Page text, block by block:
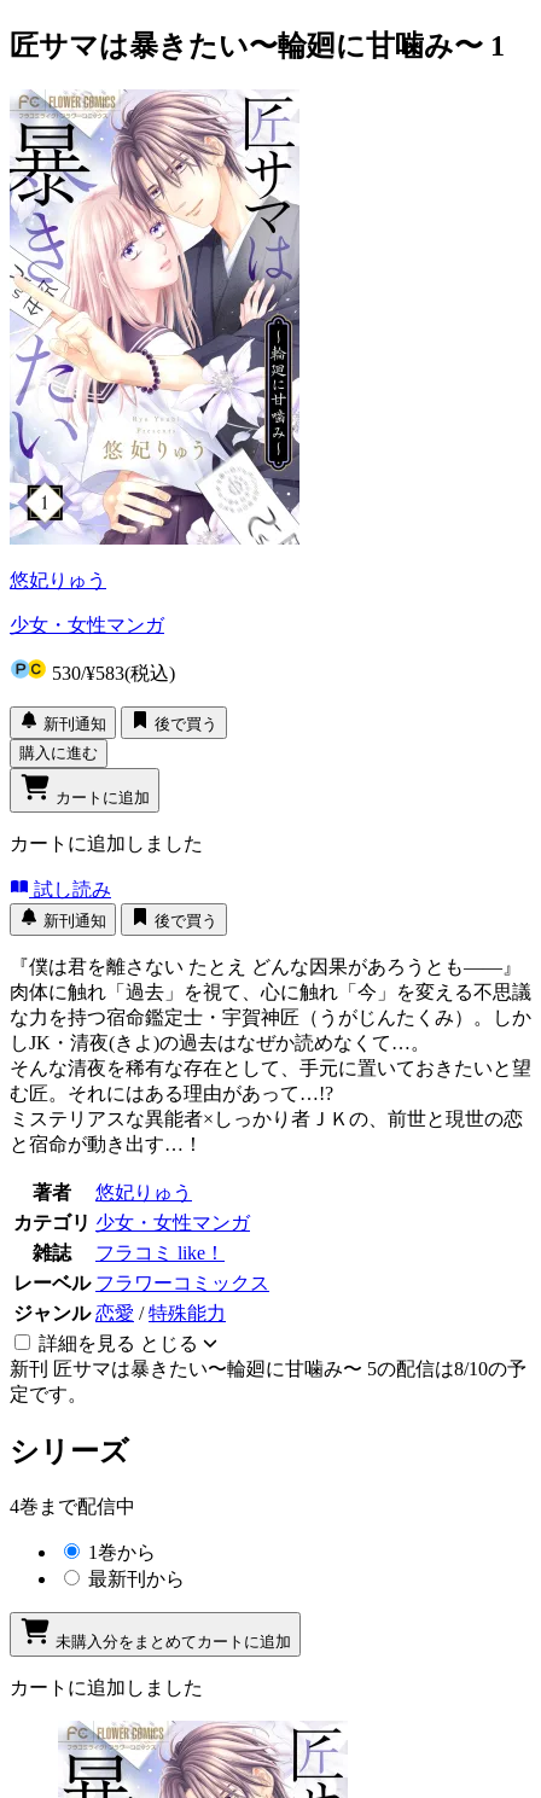
匠サマは暴きたい〜輪廻に甘噛み〜 1
悠妃りゅう
少女・女性マンガ
530/¥583(税込)
新刊通知
後で買う
購入に進む
カートに追加
カートに追加しました
試し読み
新刊通知 後で買う
『僕は君を離さない たとえ どんな因果があろうとも――』
肉体に触れ「過去」を視て、心に触れ「今」を変える不思議
な力を持つ宿命鑑定士・宇賀神匠（うがじんたくみ）。しか
しJK・清夜(きよ)の過去はなぜか読めなくて…。
そんな清夜を稀有な存在として、手元に置いておきたいと望
む匠。それにはある理由があって…!?
ミステリアスな異能者×しっかり者ＪＫの、前世と現世の恋
と宿命が動き出す…！
著者
悠妃りゅう
カテゴリ 少女・女性マンガ
雑誌
フラコミ like！
レーベル フラワーコミックス
ジャンル 恋愛 /特殊能力
詳細を見る とじる
新刊 匠サマは暴きたい〜輪廻に甘噛み〜 5の配信は8/10の予
定です。
シリーズ
4巻まで配信中
1巻から
最新刊から
未購入分をまとめてカートに追加
カートに追加しました